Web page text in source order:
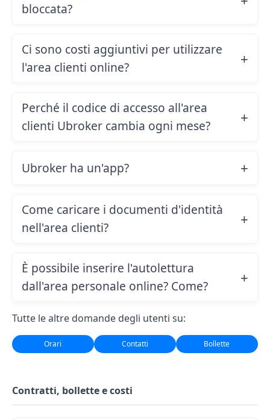
bloccata?
Ci sono costi aggiuntivi per utilizzare
l'area clienti online?
Perché il codice di accesso all'area
clienti Ubroker cambia ogni mese?
Ubroker ha un'app?
Come caricare i documenti d'identità
nell'area clienti?
È possibile inserire l'autolettura
dall'area personale online? Come?
Tutte le altre domande degli utenti su:
Orari Contatti Bollette
Contratti, bollette e costi